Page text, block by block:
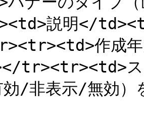
説明</
作成年
tr><tr><td>ス
効/非表示/無効